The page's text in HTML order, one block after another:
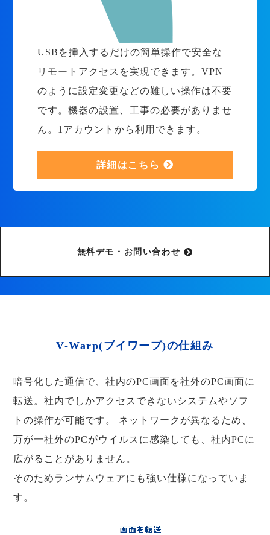
USBを挿入するだけの簡単操作で安全な
リモートアクセスを実現できます。VPN
のように設定変更などの難しい操作は不要
です。機器の設置、工事の必要がありませ
ん。1アカウントから利用できます。
詳細はこちら
無料デモ・お問い合わせ
V-Warp(ブイワープ)の仕組み
暗号化した通信で、社内のPC画面を社外のPC画面に
転送。社内でしかアクセスできないシステムやソフ
トの操作が可能です。
ネットワークが異なるため、
万が一社外のPCがウイルスに感染しても、社内PCに
広がることがありません。
そのためランサムウェアにも強い仕様になっていま
す。